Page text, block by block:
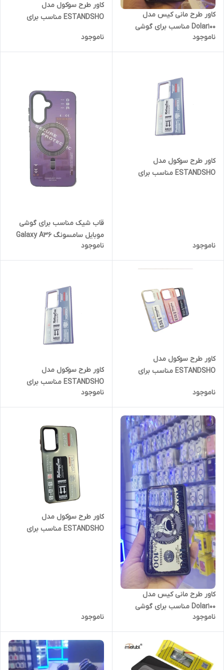
کاور طرح مانی کیس مدل
Dolar100 مناسب برای گوشی
13Pro 5G
ناموجود
کاور طرح سوکول مدل
ESTANDSHO مناسب برای
ProMax
ناموجود
کاور طرح سوکول مدل
ESTANDSHO مناسب برای
ناموجود
قاب شیک مناسب برای گوشی
موبایل سامسونگ Galaxy A36
ناموجود
کاور طرح سوکول مدل
ESTANDSHO مناسب برای
ناموجود
کاور طرح سوکول مدل
ESTANDSHO مناسب برای
S23 Ultra
ناموجود
کاور طرح مانی کیس مدل
Dolar100 مناسب برای گوشی
موبایل شیائومی POCO X5 Pro
ناموجود
کاور طرح سوکول مدل
ESTANDSHO مناسب برای
ناموجود